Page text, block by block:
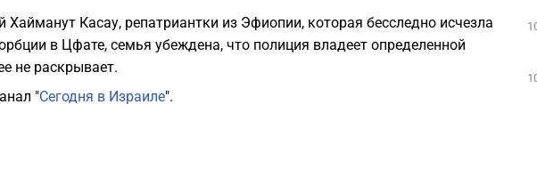
Хайманут Касау, репатриантки из Эфиопии, которая бесследно исчезла
в Цфате, семья убеждена, что полиция владеет определенной
не раскрывает.
"Сегодня в Израиле".